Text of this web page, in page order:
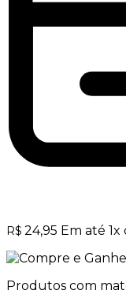
R$ 24,95 Em até 1x
Produtos com